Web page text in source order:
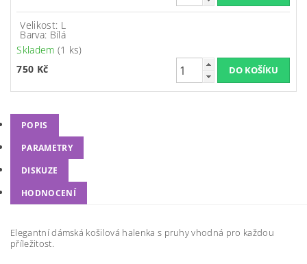
Velikost: L
Barva: Bílá
Skladem (1 ks)
750 Kč
POPIS
PARAMETRY
DISKUZE
HODNOCENÍ
Elegantní dámská košilová halenka s pruhy vhodná pro každou
příležitost.